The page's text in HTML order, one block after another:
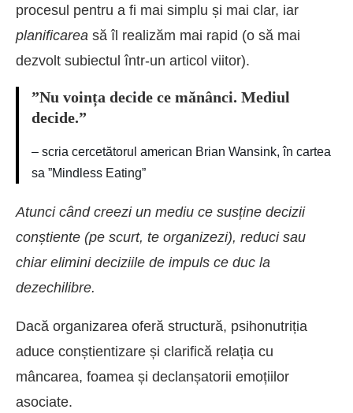
procesul pentru a fi mai simplu și mai clar, iar
planificarea să îl realizăm mai rapid (o să mai
dezvolt subiectul într-un articol viitor).
”Nu voința decide ce mănânci. Mediul
decide.”
– scria cercetătorul american Brian Wansink, în cartea
sa ”Mindless Eating”
Atunci când creezi un mediu ce susține decizii
conștiente (pe scurt, te organizezi), reduci sau
chiar elimini deciziile de impuls ce duc la
dezechilibre.
Dacă organizarea oferă structură, psihonutriția
aduce conștientizare și clarifică relația cu
mâncarea, foamea și declanșatorii emoțiilor
asociate.